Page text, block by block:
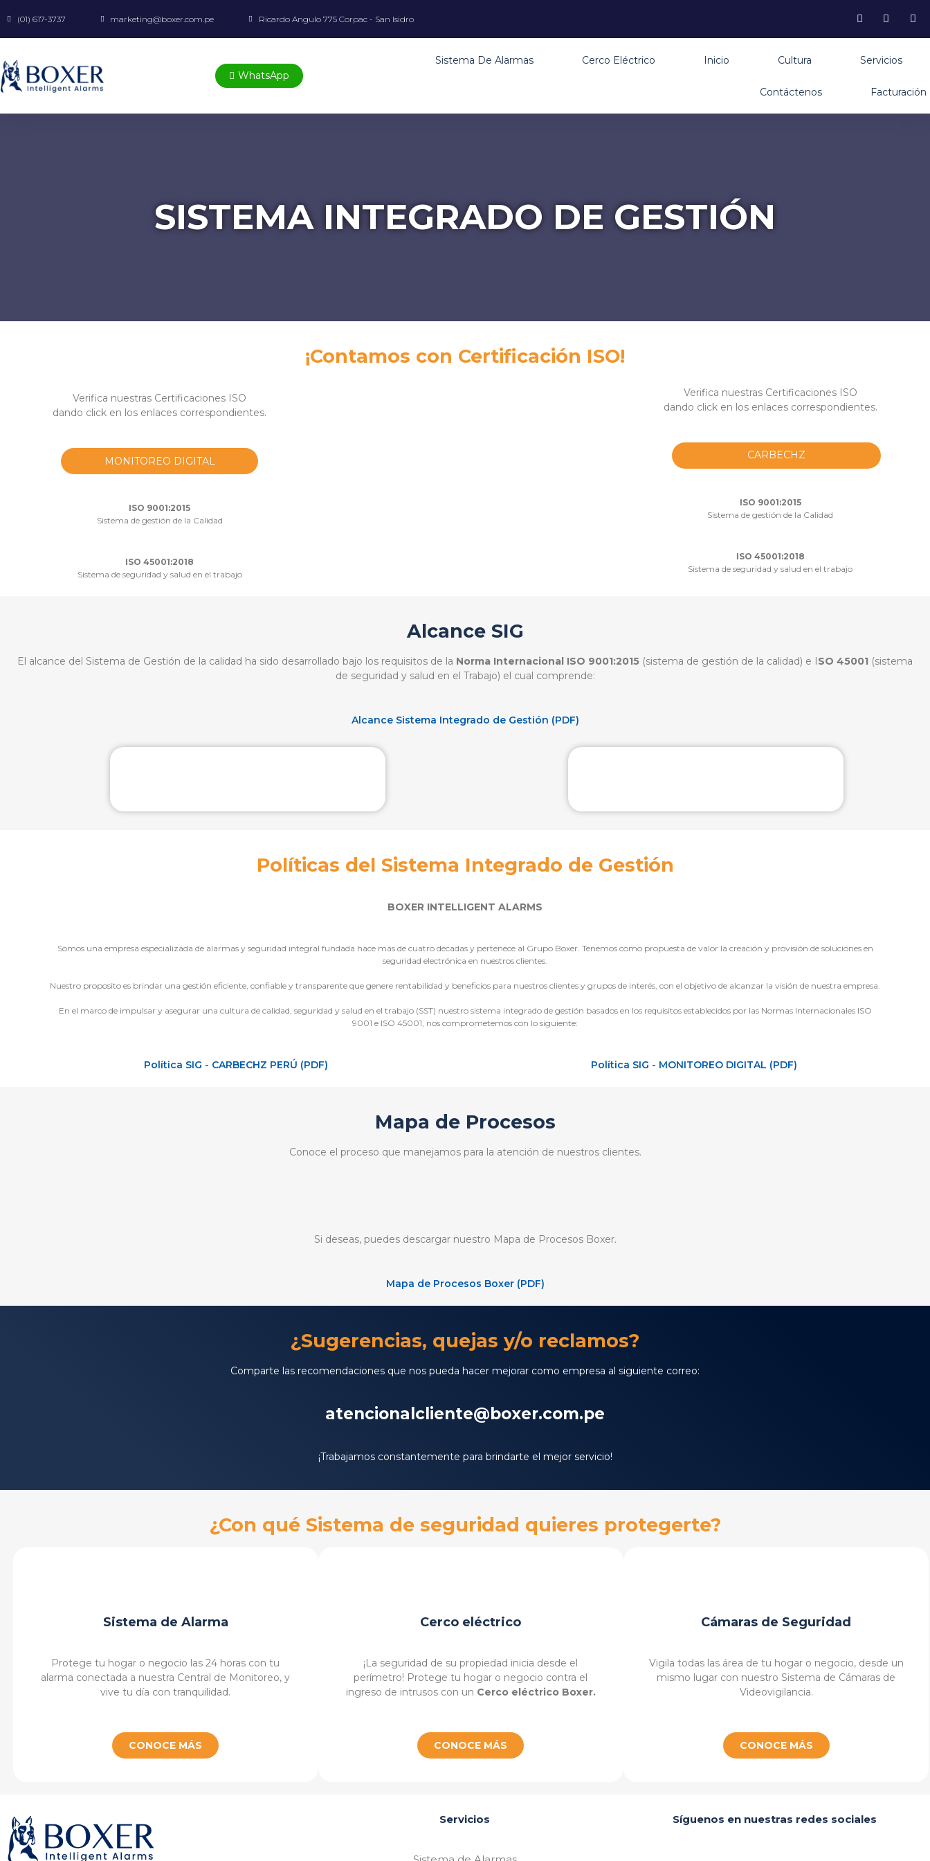
(01) 617-3737 marketing@boxer.com.pe Ricardo Angulo 775 Corpac - San Isidro
WhatsApp
Sistema De Alarmas Cerco Eléctrico Inicio Cultura Servicios
Contáctenos Facturación
SISTEMA INTEGRADO DE GESTIÓN
¡Contamos con Certificación ISO!
Verifica nuestras Certificaciones ISO
dando click en los enlaces correspondientes.
MONITOREO DIGITAL
ISO 9001:2015
Sistema de gestión de la Calidad
ISO 45001:2018
Sistema de seguridad y salud en el trabajo
Verifica nuestras Certificaciones ISO
dando click en los enlaces correspondientes.
CARBECHZ
ISO 9001:2015
Sistema de gestión de la Calidad
ISO 45001:2018
Sistema de seguridad y salud en el trabajo
Alcance SIG
El alcance del Sistema de Gestión de la calidad ha sido desarrollado bajo los requisitos de la Norma Internacional ISO 9001:2015 (sistema de gestión de la calidad) e ISO 45001 (sistema
de seguridad y salud en el Trabajo) el cual comprende:
Alcance Sistema Integrado de Gestión (PDF)
Políticas del Sistema Integrado de Gestión
BOXER INTELLIGENT ALARMS
Somos una empresa especializada de alarmas y seguridad integral fundada hace más de cuatro décadas y pertenece al Grupo Boxer. Tenemos como propuesta de valor la creación y provisión de soluciones en
seguridad electrónica en nuestros clientes.
Nuestro proposito es brindar una gestión eficiente, confiable y transparente que genere rentabilidad y beneficios para nuestros clientes y grupos de interés, con el objetivo de alcanzar la visión de nuestra empresa.
En el marco de impulsar y asegurar una cultura de calidad, seguridad y salud en el trabajo (SST) nuestro sistema integrado de gestión basados en los requisitos establecidos por las Normas Internacionales ISO
9001 e ISO 45001, nos comprometemos con lo siguiente:
Política SIG - CARBECHZ PERÚ (PDF) Política SIG - MONITOREO DIGITAL (PDF)
Mapa de Procesos
Conoce el proceso que manejamos para la atención de nuestros clientes.
Si deseas, puedes descargar nuestro Mapa de Procesos Boxer.
Mapa de Procesos Boxer (PDF)
¿Sugerencias, quejas y/o reclamos?
Comparte las recomendaciones que nos pueda hacer mejorar como empresa al siguiente correo:
atencionalcliente@boxer.com.pe
¡Trabajamos constantemente para brindarte el mejor servicio!
¿Con qué Sistema de seguridad quieres protegerte?
Sistema de Alarma
Protege tu hogar o negocio las 24 horas con tu
alarma conectada a nuestra Central de Monitoreo, y
vive tu día con tranquilidad.
CONOCE MÁS
Cerco eléctrico
¡La seguridad de su propiedad inicia desde el
perímetro! Protege tu hogar o negocio contra el
ingreso de intrusos con un Cerco eléctrico Boxer.
CONOCE MÁS
Cámaras de Seguridad
Vigila todas las área de tu hogar o negocio, desde un
mismo lugar con nuestro Sistema de Cámaras de
Videovigilancia.
CONOCE MÁS
Servicios Síguenos en nuestras redes sociales